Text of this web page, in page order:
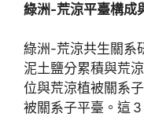
綠洲-荒涼平臺構成
綠洲-荒涼共生關系
泥土鹽分累積與荒
位與荒涼植被關系
被關系子平臺。這